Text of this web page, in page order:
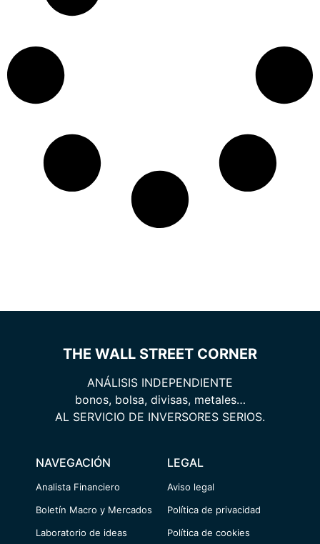
THE WALL STREET CORNER
ANÁLISIS INDEPENDIENTE
bonos, bolsa, divisas, metales…
AL SERVICIO DE INVERSORES SERIOS.
NAVEGACIÓN
Analista Financiero
Boletín Macro y Mercados
Laboratorio de ideas
LEGAL
Aviso legal
Política de privacidad
Política de cookies